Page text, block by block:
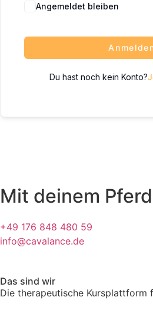
Angemeldet bleiben
Du hast noch kein Konto?
Mit deinem
+49 176 848 480 59
info@cavalance.de
Das sind wir
Die therapeutische Kursplattform